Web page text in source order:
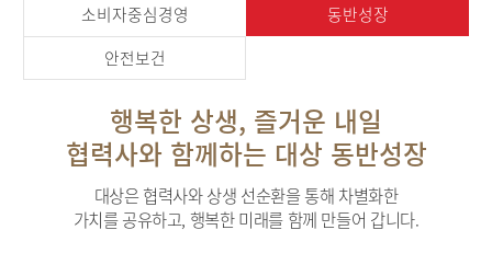
소비자중심경영
동반성장
안전보건
행복한 상생, 즐거운 내일
협력사와 함께하는 대상 동반성장
대상은 협력사와 상생 선순환을 통해 차별화한
가치를 공유하고, 행복한 미래를 함께 만들어 갑니다.